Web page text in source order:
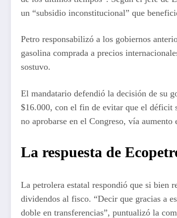
un “subsidio inconstitucional” que
Petro responsabilizó a los gobiernos
gasolina comprada a precios
sostuvo.
El mandatario defendió la decisión de su
$16.000, con el fin de evitar que el déficit
no aprobarse en el Congreso, vía
La respuesta de
La petrolera estatal respondió que si bien
dividendos al fisco. “Decir que gracias a
doble en transferencias”, puntualizó la